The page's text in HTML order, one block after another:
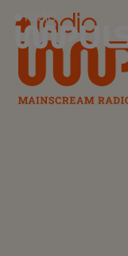
Radio Impuls